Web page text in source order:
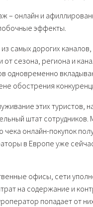
– онлайн и
эффекты.
самых дорогих
от сезона, региона и
одновременно
обострения
этих туристов,
штат
онлайн-покупок
в Европе уже
офисы, сети
на содержание и
попадает от